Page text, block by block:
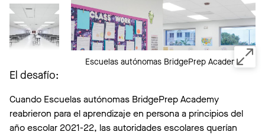
Escuelas autónomas BridgePrep Academy
El desafío:
Cuando Escuelas autónomas BridgePrep Academy
reabrieron para el aprendizaje en persona a principios del
año escolar 2021-22, las autoridades escolares querían